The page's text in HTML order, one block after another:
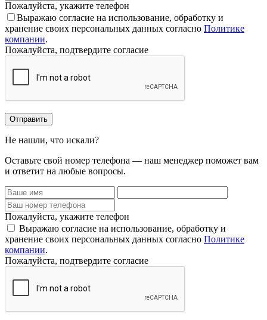
Пожалуйста, укажите телефон
Выражаю согласие на использование, обработку и
хранение своих персональных данных согласно Политике
компании.
Пожалуйста, подтвердите согласие
Отправить
Не нашли, что искали?
Оставьте свой номер телефона — наш менеджер поможет вам
и ответит на любые вопросы.
Пожалуйста, укажите телефон
Выражаю согласие на использование, обработку и
хранение своих персональных данных согласно Политике
компании.
Пожалуйста, подтвердите согласие